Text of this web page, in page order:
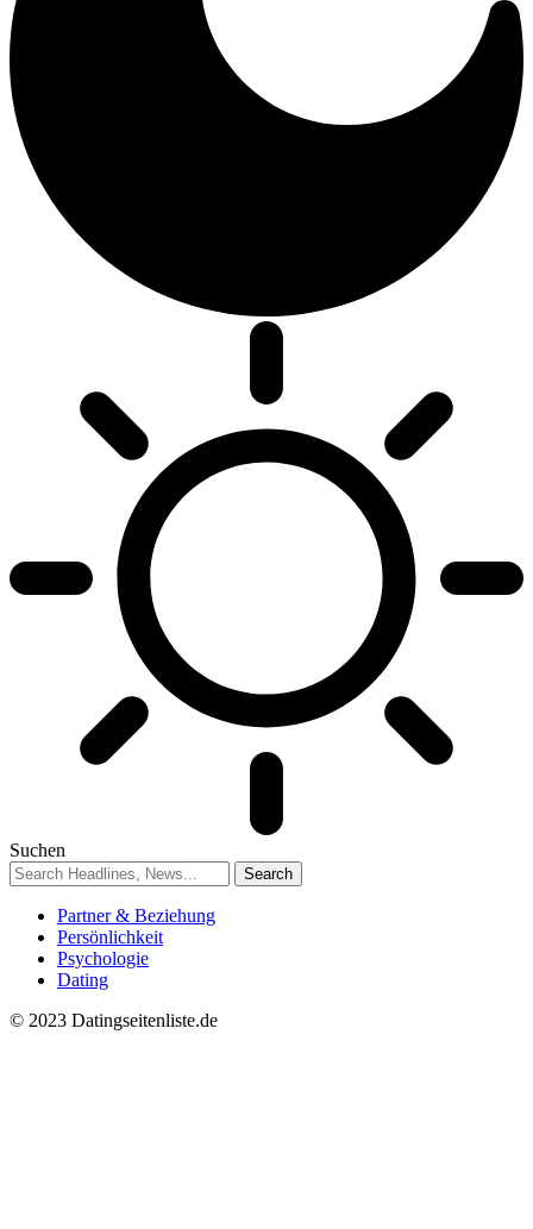
Suchen
Partner & Beziehung
Persönlichkeit
Psychologie
Dating
© 2023 Datingseitenliste.de